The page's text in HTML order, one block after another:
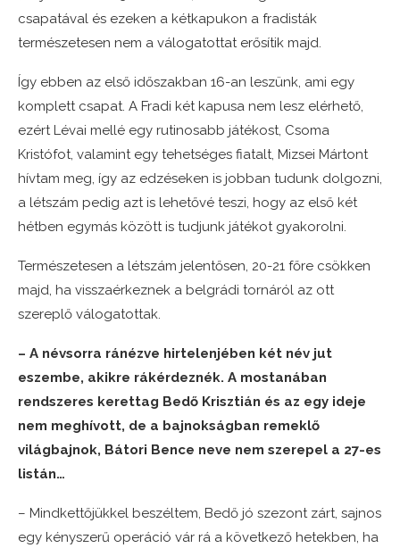
csapatával és ezeken a kétkapukon a fradisták
természetesen nem a válogatottat erősítik majd.
Így ebben az első időszakban 16-an leszünk, ami egy
komplett csapat. A Fradi két kapusa nem lesz elérhető,
ezért Lévai mellé egy rutinosabb játékost, Csoma
Kristófot, valamint egy tehetséges fiatalt, Mizsei Mártont
hívtam meg, így az edzéseken is jobban tudunk dolgozni,
a létszám pedig azt is lehetővé teszi, hogy az első két
hétben egymás között is tudjunk játékot gyakorolni.
Természetesen a létszám jelentősen, 20-21 főre csökken
majd, ha visszaérkeznek a belgrádi tornáról az ott
szereplő válogatottak.
– A névsorra ránézve hirtelenjében két név jut
eszembe, akikre rákérdeznék. A mostanában
rendszeres kerettag Bedő Krisztián és az egy ideje
nem meghívott, de a bajnokságban remeklő
világbajnok, Bátori Bence neve nem szerepel a 27-es
listán…
– Mindkettőjükkel beszéltem, Bedő jó szezont zárt, sajnos
egy kényszerű operáció vár rá a következő hetekben, ha